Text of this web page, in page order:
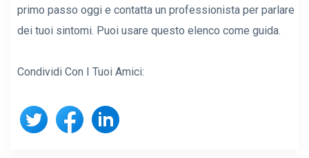
primo passo oggi e contatta un professionista per parlare
dei tuoi sintomi. Puoi usare questo elenco come guida.
Condividi Con I Tuoi Amici: